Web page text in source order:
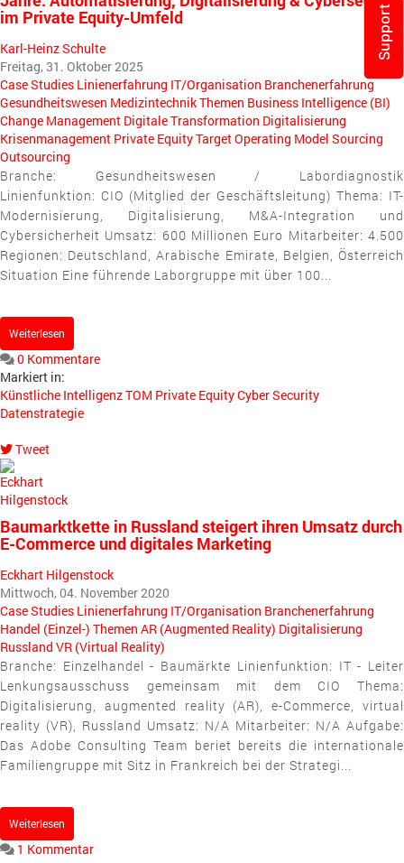
im Private Equity-Umfeld
Karl-Heinz Schulte
Freitag, 31. Oktober 2025
Case Studies Linienerfahrung IT/Organisation Branchenerfahrung
Gesundheitswesen MedizintechnikThemen Business Intelligence (BI)
Change Management Digitale Transformation Digitalisierung
Krisenmanagement Private EquityTarget Operating Model Sourcing
Outsourcing
Branche: Gesundheitswesen / Labordiagnostik
Linienfunktion: CIO (Mitglied der Geschäftsleitung) Thema: IT-
Modernisierung, Digitalisierung, M&A-Integration und
Cybersicherheit Umsatz: 600 Millionen Euro Mitarbeiter: 4.500
Regionen: Deutschland, Arabische Emirate, Belgien, Österreich
Situation Eine führende Laborgruppe mit über 100...
Weiterlesen
0 Kommentare
Markiert in:
Künstliche IntelligenzTOM Private EquityCyber Security
Datenstrategie
Tweet
pinterest
Baumarktkette in Russland steigert ihren Umsatz durch
E-Commerce und digitales Marketing
Eckhart Hilgenstock
Mittwoch, 04. November 2020
Case Studies Linienerfahrung IT/Organisation Branchenerfahrung
Handel (Einzel-) Themen AR (Augmented Reality) Digitalisierung
Russland VR (Virtual Reality)
Branche: Einzelhandel - Baumärkte Linienfunktion: IT - Leiter
Lenkungsausschuss gemeinsam mit dem CIO Thema:
Digitalisierung, augmented reality (AR), e-Commerce, virtual
reality (VR), Russland Umsatz: N/A Mitarbeiter: N/A Aufgabe:
Das Adobe Consulting Team beriet bereits die internationale
Familiengruppe mit Sitz in Frankreich bei der Strategi...
Weiterlesen
1 Kommentar
Support